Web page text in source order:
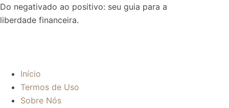
Do negativado ao positivo: seu guia para a
liberdade financeira.
Início
Termos de Uso
Sobre Nós